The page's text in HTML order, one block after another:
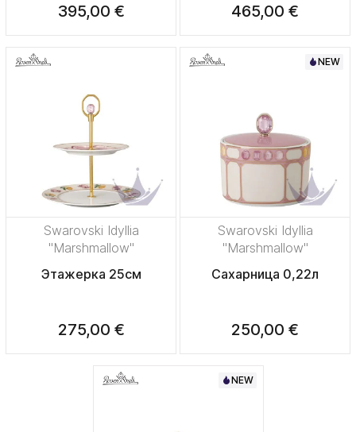
395,00 € 465,00 €
Swarovski Idyllia
"Marshmallow"
Этажерка 25см
275,00 €
NEW
Swarovski Idyllia
"Marshmallow"
Сахарница 0,22л
250,00 €
NEW